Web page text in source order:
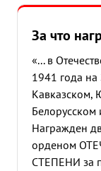
За что
«... в
1941 года
Кавказском,
Белорусском
Награжден
орденом
СТЕПЕНИ за